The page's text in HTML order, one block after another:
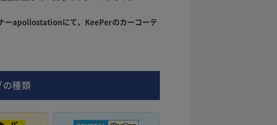
ーapollostationにて、KeePerのカーコーテ
種類